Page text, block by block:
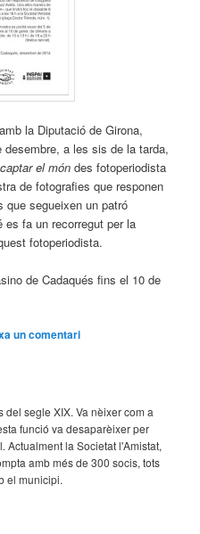
la Diputació de Girona,
a les sis de la tarda,
el món des fotoperiodista
de fotografies que responen
que segueixen un patró
fa un recorregut per la
fotoperiodista.
de Cadaqués fins el 10 de
un comentari
segle XIX. Va nèixer com a
funció va desaparèixer per
Actualment la Societat l'Amistat,
amb més de 300 socis, tots
el municipi.